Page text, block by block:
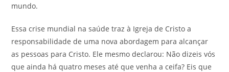
mundo.
Essa crise mundial na saúde traz à Igreja de Cristo a
responsabilidade de uma nova abordagem para alcançar
as pessoas para Cristo. Ele mesmo declarou: Não dizeis vós
que ainda há quatro meses até que venha a ceifa? Eis que